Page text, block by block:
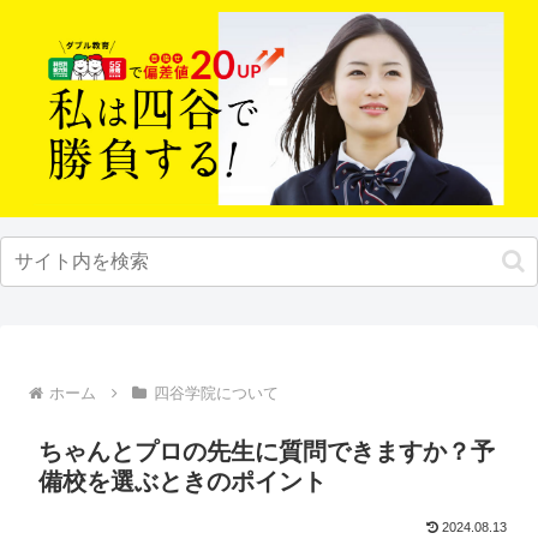
ホーム 四谷学院について
ちゃんとプロの先生に質問できますか？予
備校を選ぶときのポイント
2024.08.13